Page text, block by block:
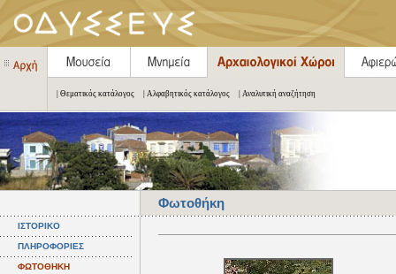
| Θεματικός κατάλογος | Αλφαβητικός κατάλογος | Αναλυτική αναζήτηση
Φωτοθήκη
ΙΣΤΟΡΙΚΟ
ΠΛΗΡΟΦΟΡΙΕΣ
ΦΩΤΟΘΗΚΗ